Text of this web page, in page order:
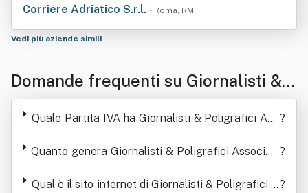
Corriere Adriatico S.r.l. • Roma, RM
Vedi più aziende simili
Domande frequenti su Giornalisti & P
oligrafici Associati Società Cooperat
Quale Partita IVA ha Giornalisti & Poligrafici Ass ?
Quanto genera Giornalisti & Poligrafici Associati ?
Qual è il sito internet di Giornalisti & Poligrafici A?